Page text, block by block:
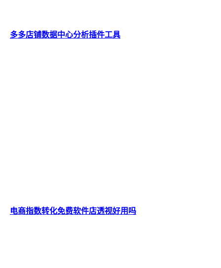
多多店铺数据中心分析插件工具
电商指数转化免费软件店透视好用吗